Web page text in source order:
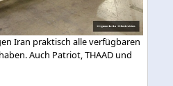
Iran praktisch alle verfügbaren
Auch Patriot, THAAD und